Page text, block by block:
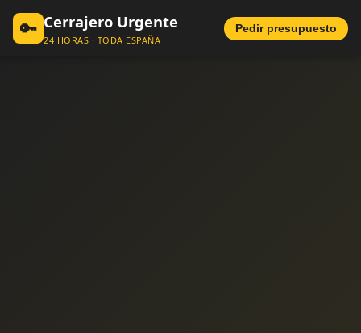
🔑 Cerrajero Urgente
24 HORAS · TODA ESPAÑA
Pedir presupuesto